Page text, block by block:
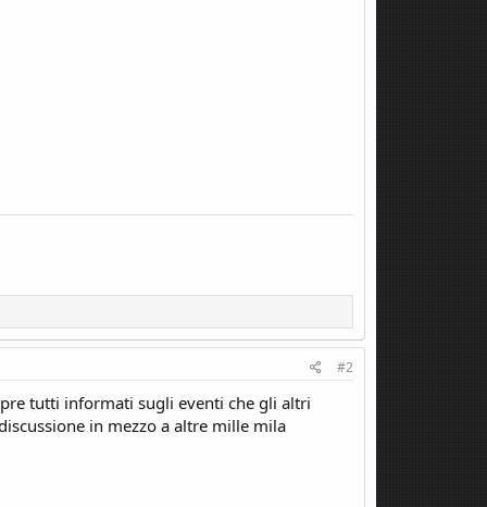
#2
tutti informati sugli eventi che gli altri
in mezzo a altre mille mila